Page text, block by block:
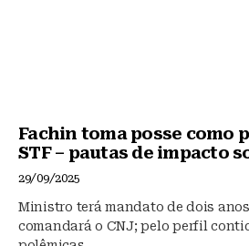
Fachin toma posse como
STF – pautas de impacto
29/09/2025
Ministro terá mandato de dois
comandará o CNJ; pelo perfil